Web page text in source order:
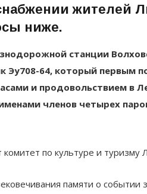
жителей
ниже.
станции
Эу708-64, который первым
и продовольствием в
членов четырех
комитет по культуре и туризму
памяти о событии